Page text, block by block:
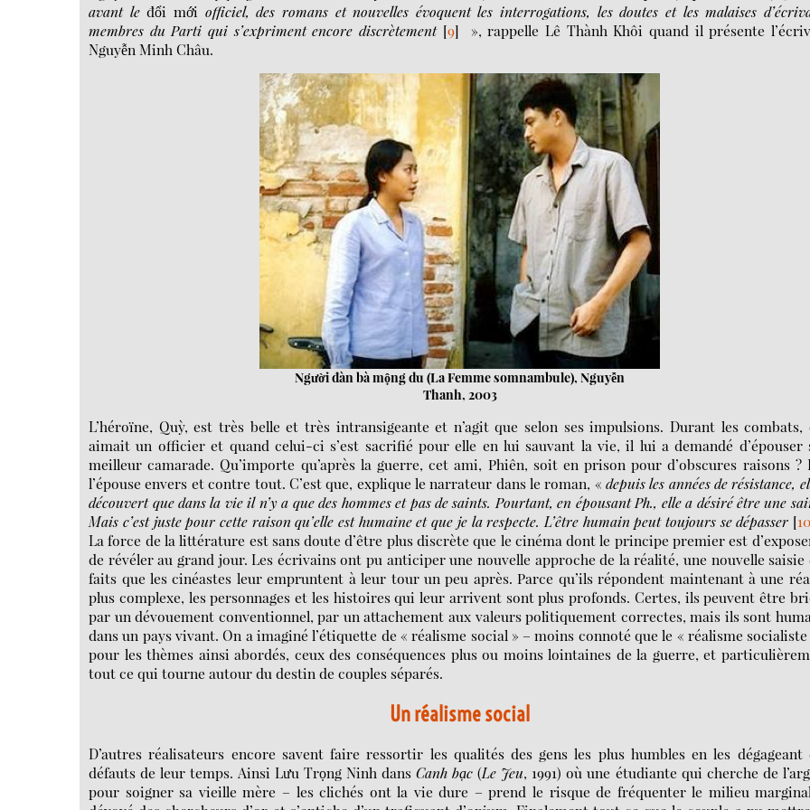
avant leđổi mới officiel, des romans et nouvelles évoquent les interrogations, les doutes et les malaises
membres du Parti qui s’expriment encore discrètement[9]
», rappelle Lê Thành Khôi quand il présente
Nguyễn Minh Châu.
Người đàn bà mộng du (La Femme somnambule), Nguyễn
Thanh, 2003
L’héroïne, Quỳ, est très belle et très intransigeante et n’agit que selon ses impulsions. Durant les combats,
aimait un officier et quand celui-ci s’est sacrifié pour elle en lui sauvant la vie, il lui a demandé d’épouser
meilleur camarade. Qu’importe qu’après la guerre, cet ami, Phiên, soit en prison pour d’obscures raisons ?
l’épouse envers et contre tout. C’est que, explique le narrateur dans le roman, « depuis les années de résistance,
découvert que dans la vie il n’y a que des hommes et pas de saints. Pourtant, en épousant Ph., elle a désiré être une
Mais c’est juste pour cette raison qu’elle est humaine et que je la respecte. L’être humain peut toujours se dépasser [
La force de la littérature est sans doute d’être plus discrète que le cinéma dont le principe premier est
de révéler au grand jour. Les écrivains ont pu anticiper une nouvelle approche de la réalité, une nouvelle saisie
faits que les cinéastes leur empruntent à leur tour un peu après. Parce qu’ils répondent maintenant à une
plus complexe, les personnages et les histoires qui leur arrivent sont plus profonds. Certes, ils peuvent être
par un dévouement conventionnel, par un attachement aux valeurs politiquement correctes, mais ils sont
dans un pays vivant. On a imaginé l’étiquette de « réalisme social » – moins connoté que le « réalisme socialiste
pour les thèmes ainsi abordés, ceux des conséquences plus ou moins lointaines de la guerre, et
tout ce qui tourne autour du destin de couples séparés.
Un réalisme social
D’autres réalisateurs encore savent faire ressortir les qualités des gens les plus humbles en les dégageant
défauts de leur temps. Ainsi Lưu Trọng Ninh dans Canh bạc (Le Jeu, 1991) où une étudiante qui cherche de
pour soigner sa vieille mère – les clichés ont la vie dure – prend le risque de fréquenter le milieu